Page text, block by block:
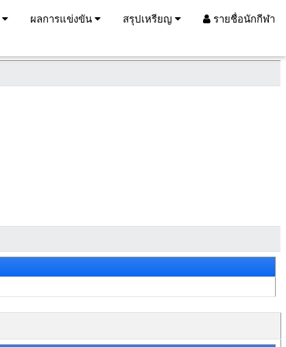
ผลการแข่งขัน สรุปเหรียญ รายชื่อนักกีฬา